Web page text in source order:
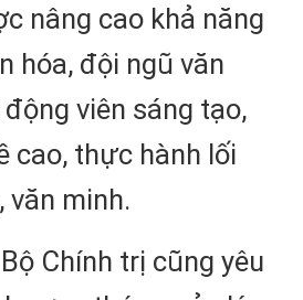
nâng cao khả năng
hóa, đội ngũ văn
viên sáng tạo,
cao, thực hành lối
văn minh.
Chính trị cũng yêu